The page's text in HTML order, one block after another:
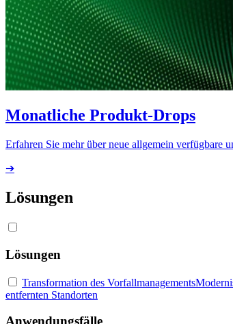
Monatliche Produkt-Drops
Erfahren Sie mehr über neue allgemein verfügbare
➔
Lösungen
Lösungen
Transformation des Vorfallmanagements
entfernten Standorten